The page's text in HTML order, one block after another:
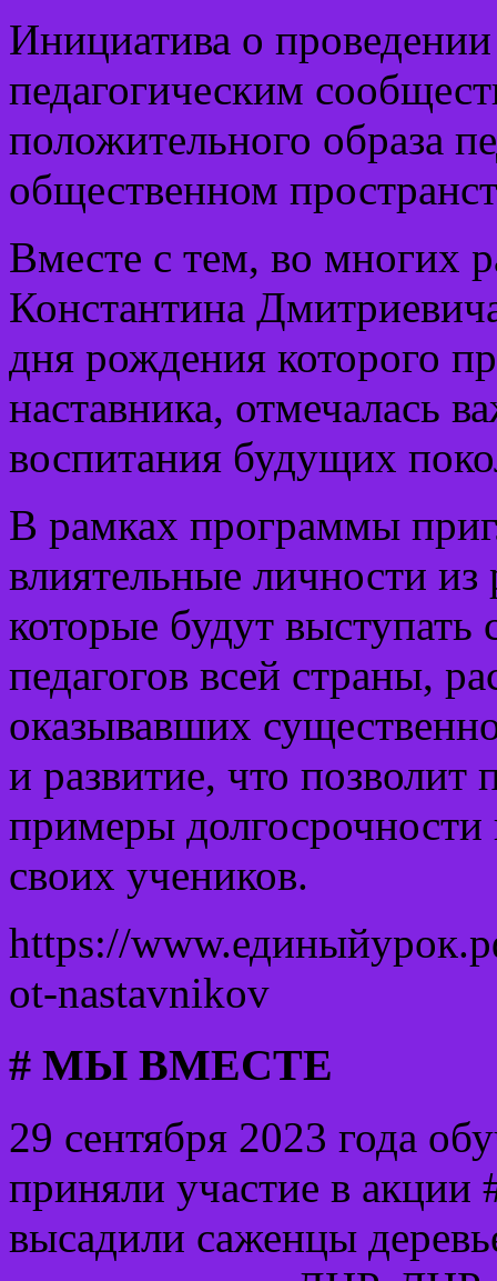
Инициатива о
педагогическим
положительного образа
общественном
Вместе с тем, во многих
Константина
дня рождения которого
наставника, отмечалась
воспитания будущих
В рамках программы
влиятельные личности
которые будут выступать
педагогов всей страны,
оказывавших
и развитие, что позволит
примеры
своих учеников.
https://
ot-nastavnikov
# МЫ ВМЕСТЕ
29 сентября 2023 года
приняли участие в
высадили саженцы